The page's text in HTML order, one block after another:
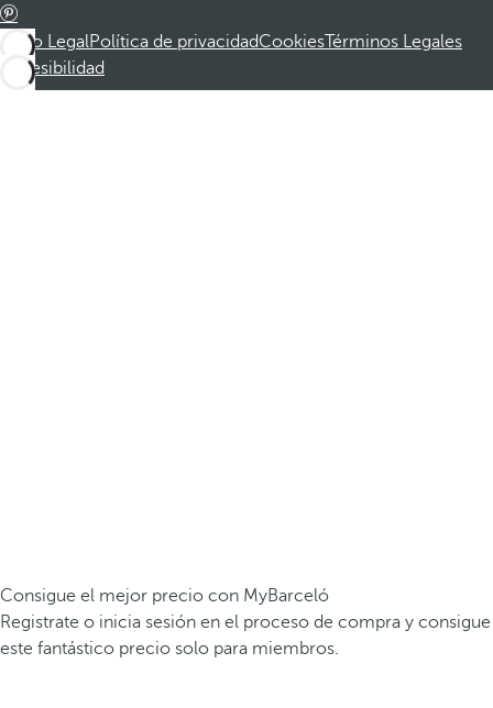
Aviso LegalPolítica de privacidadCookiesTérminos Legales
Accesibilidad
Consigue el mejor precio con MyBarceló
Registrate o inicia sesión en el proceso de compra y consigue
este fantástico precio solo para miembros.